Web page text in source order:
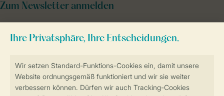
Sicher und schnell zur Online-Buchung
Zum Newsletter anmelden